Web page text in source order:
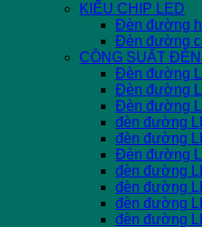
KIỂU CHIP LED
Đèn đường
Đèn đường
CÔNG SUẤT
Đèn đường
Đèn đường
Đèn đường
đèn đường
đèn đường
Đèn đường
đèn đường
đèn đường
đèn đường
đèn đường